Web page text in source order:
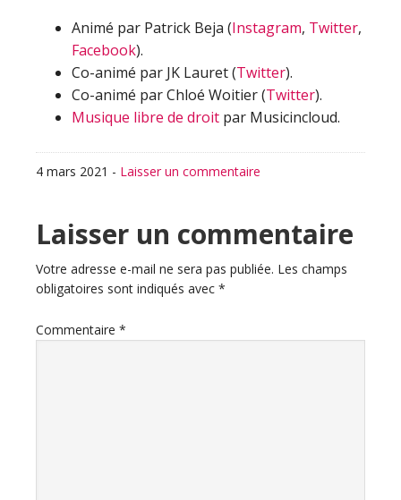
Animé par Patrick Beja (Instagram, Twitter,
Facebook).
Co-animé par JK Lauret (Twitter).
Co-animé par Chloé Woitier (Twitter).
Musique libre de droit par Musicincloud.
4 mars 2021 - Laisser un commentaire
Interactions
du
lecteur
Laisser un commentaire
Votre adresse e-mail ne sera pas publiée. Les champs
obligatoires sont indiqués avec *
Commentaire *